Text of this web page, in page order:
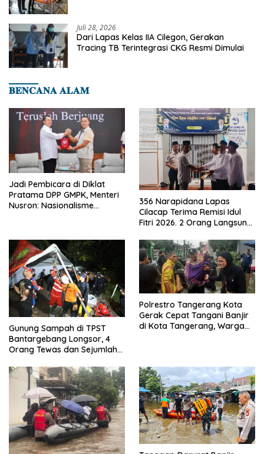
Juli 28, 2026
Dari Lapas Kelas IIA Cilegon, Gerakan
Tracing TB Terintegrasi CKG Resmi Dimulai
𝐁𝐄𝐍𝐂𝐀𝐍𝐀 𝐀𝐋𝐀𝐌
Jadi Pembicara di Diklat
Pratama DPP GMPK, Menteri
Nusron: Nasionalisme
356 Narapidana Lapas
Cilacap Terima Remisi Idul
Fitri 2026. 2 Orang Langsung
Gunung Sampah di TPST
Bantargebang Longsor, 4
Orang Tewas dan Sejumlah
Polrestro Tangerang Kota
Gerak Cepat Tangani Banjir
di Kota Tangerang, Warga